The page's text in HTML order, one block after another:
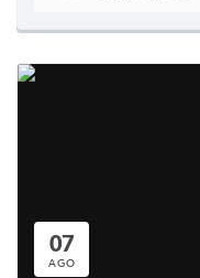
07
AGO